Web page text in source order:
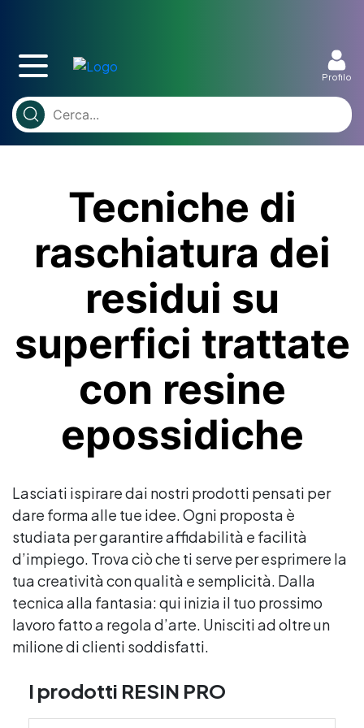
Profilo
Tecniche di
raschiatura dei
residui su
superfici trattate
con resine
epossidiche
Lasciati ispirare dai nostri prodotti pensati per
dare forma alle tue idee. Ogni proposta è
studiata per garantire affidabilità e facilità
d’impiego. Trova ciò che ti serve per esprimere la
tua creatività con qualità e semplicità. Dalla
tecnica alla fantasia: qui inizia il tuo prossimo
lavoro fatto a regola d’arte. Unisciti ad oltre un
milione di clienti soddisfatti.
I prodotti RESIN PRO